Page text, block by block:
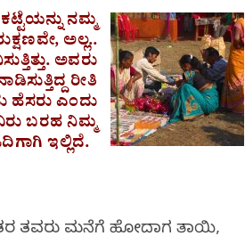
ನಮ್ಮ
ಅಲ್ಲ..
ಅವರು
ರೀತಿ
ಹೆಸರು ಎಂದು
ಬರಹ ನಿಮ್ಮ
ಇಲ್ಲಿದೆ.
ತವರು ಮನೆಗೆ ಹೋದಾಗ ತಾಯಿ,